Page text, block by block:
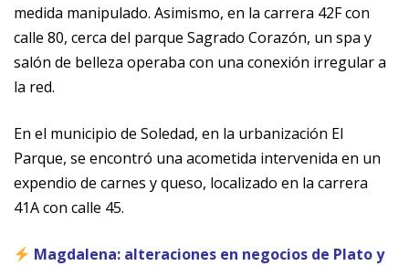
medida manipulado. Asimismo, en la carrera 42F con
calle 80, cerca del parque Sagrado Corazón, un spa y
salón de belleza operaba con una conexión irregular a
la red.
En el municipio de Soledad, en la urbanización El
Parque, se encontró una acometida intervenida en un
expendio de carnes y queso, localizado en la carrera
41A con calle 45.
Magdalena: alteraciones en negocios de Plato y